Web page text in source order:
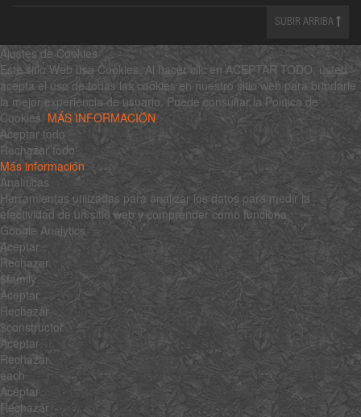
SUBIR ARRIBA
Ajustes de Cookies
Este sitio Web usa Cookies. Al hacer clic en ACEPTAR TODO, usted
acepta el uso de todas las cookies en nuestro sitio web para brindarle
la mejor experiencia de usuario. Puede consultar la Política de
Cookies: MÁS INFORMACIÓN
Aceptar todo
Rechazar todo
Más información
Analíticas
Herramientas utilizadas para analizar los datos para medir la
efectividad de un sitio web y comprender cómo funciona.
Google Analytics
Aceptar
Rechazar
$family
Aceptar
Rechazar
$constructor
Aceptar
Rechazar
each
Aceptar
Rechazar